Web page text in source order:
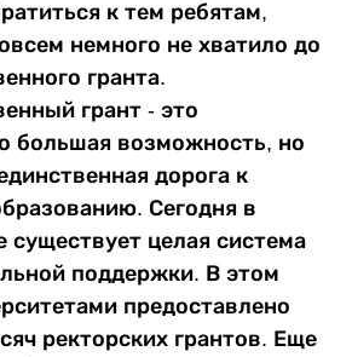
к тем ребятам,
немного не хватило до
гранта.
грант - это
большая возможность, но
дорога к
Сегодня в
существует целая система
поддержки. В этом
предоставлено
ректорских грантов. Еще